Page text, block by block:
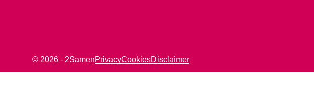
© 2026 - 2SamenPrivacyCookiesDisclaimer